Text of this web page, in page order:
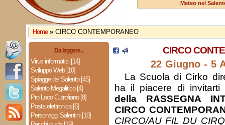
Meteo nel
Home » CIRCO CONTEMPORANEO
Da leggere...
Virus informatici [14]
Sviluppo Web [10]
Spiagge del Salento [45]
Salento Megalitico [4]
Pro Loco Cutrofiano [8]
Posta elettronica [6]
Personaggi Salentini [10]
CIRCO
22 Giugno - 5
La Scuola di Cirko
ha il piacere di
della RASSEGNA
CIRCO
CIRCO/AU FIL DU